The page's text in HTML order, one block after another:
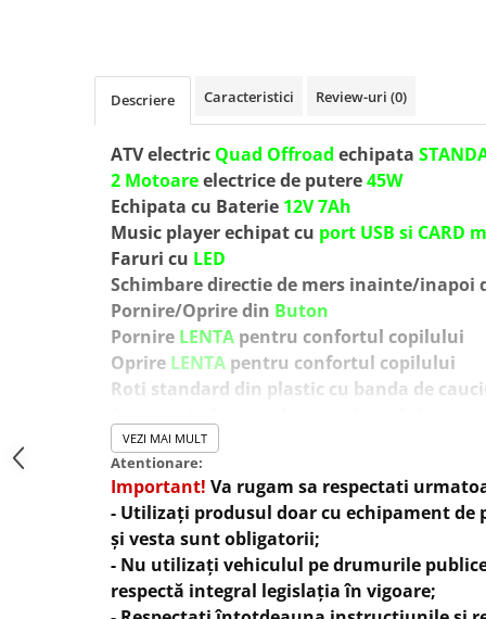
Descriere Caracteristici Review-uri (0)
ATV electric Quad Offroad echipata
2 Motoareelectrice de putere45W
Echipata cu Baterie 12V 7Ah
Music player echipat cu port USB si CARD
Faruri cu LED
Schimbare directie de mers inainte/inapoi
Pornire/Oprire din Buton
Pornire LENTA pentru confortul copilului
Oprire LENTA pentru confortul copilului
Roti standard din plastic cu banda de
Dotat cuamortizoare
Buton pentru claxon si comenzi muzica
Sistem de tractare tiptroler
Produsul includeINCARCATOR
Atv-ul poae fi ghidat doar manual de catre
Treapta de marsarier
Greutate proprie 20 Kg
VEZI MAI MULT
Atentionare:
Important! Va rugam sa respectati
- Utilizați produsul doar cu echipament de
și vesta sunt obligatorii;
- Nu utilizați vehiculul pe drumurile
respectă integral legislația în vigoare;